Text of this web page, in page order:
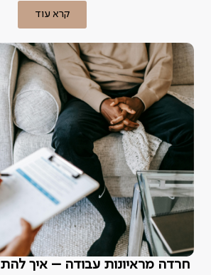
קרא עוד
חרדה מראיונות עבודה – איך